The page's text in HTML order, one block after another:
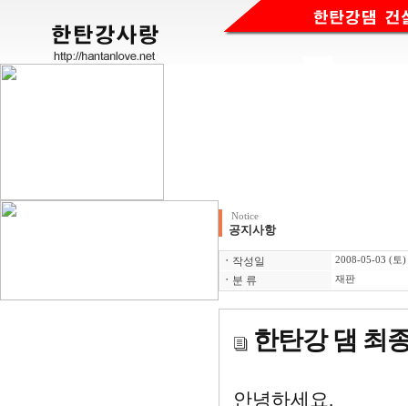
Notice
공지사항
ㆍ 작성일 2008-05-03 (토)
ㆍ 분 류 재판
한탄강 댐 최
안녕하세요.